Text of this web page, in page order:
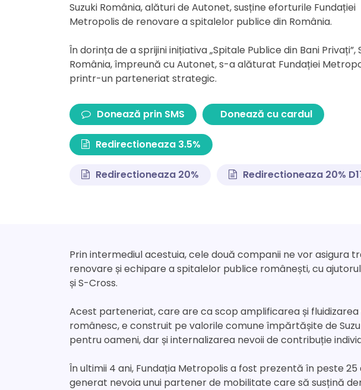
Suzuki România, alături de Autonet, susține eforturile Fundației
Metropolis de renovare a spitalelor publice din România.
În dorința de a sprijini inițiativa „Spitale Publice din Bani Privați”,
România, împreună cu Autonet, s-a alăturat Fundației
printr-un parteneriat strategic.
Donează prin SMS Donează cu cardul
Redirectioneaza 3.5%
Redirectioneaza 20% Redirectioneaza 20%
Prin intermediul acestuia, cele două companii ne vor
renovare și echipare a spitalelor publice românești, cu
și S-Cross.
Acest parteneriat, care are ca scop amplificarea și
românesc, e construit pe valorile comune împărtășite de
pentru oameni, dar și internalizarea nevoii de contribuție
În ultimii 4 ani, Fundația Metropolis a fost prezentă în peste
generat nevoia unui partener de mobilitate care să susțină